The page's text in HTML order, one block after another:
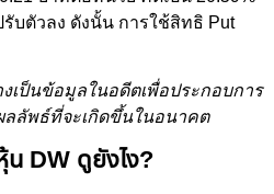
บตัวลง ดังนั้น การใช้สิทธิ Put
เป็นข้อมูลในอดีตเพื่อประกอบการ
ลลัพธ์ที่จะเกิดขึ้นในอนาคต
DW ดูยังไง?